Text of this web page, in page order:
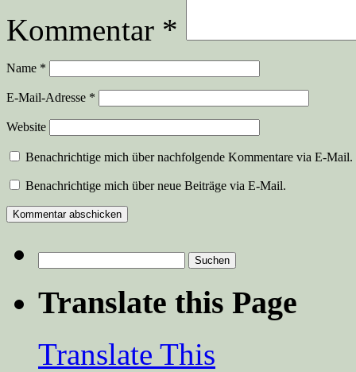
Kommentar *
Name *
E-Mail-Adresse *
Website
Benachrichtige mich über nachfolgende Kommentare via E-Mail.
Benachrichtige mich über neue Beiträge via E-Mail.
nach:
Translate this Page
Translate This